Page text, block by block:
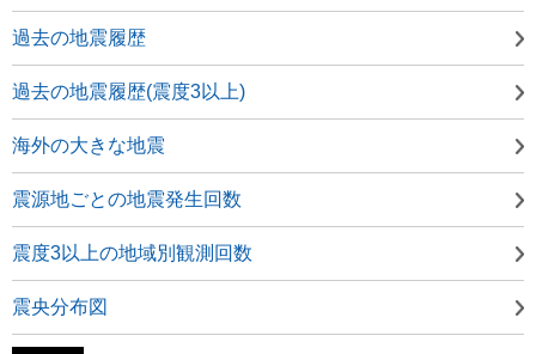
過去の地震履歴
過去の地震履歴(震度3以上)
海外の大きな地震
震源地ごとの地震発生回数
震度3以上の地域別観測回数
震央分布図